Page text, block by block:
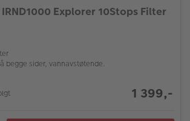
Explorer 10Stops Filter
begge sider, vannavstøtende.
1 399,-